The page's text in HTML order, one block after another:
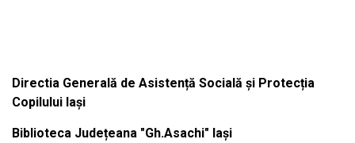
Directia Generală de Asistență Socială și Protecția
Copilului Iași
Biblioteca Județeana "Gh.Asachi" Iași